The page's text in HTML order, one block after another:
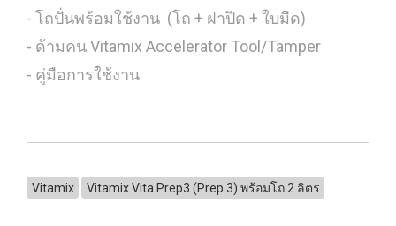
- โถปั่นพร้อมใช้งาน (โถ + ฝาปิด + ใบมีด)
- ด้ามคน Vitamix Accelerator Tool/Tamper
- คู่มือการใช้งาน
Vitamix Vitamix Vita Prep3 (Prep 3) พร้อมโถ 2 ลิตร